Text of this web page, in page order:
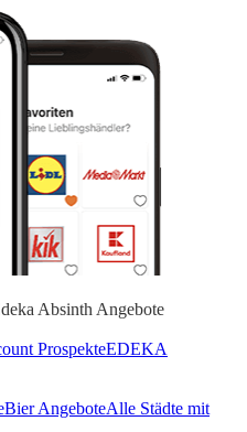
Absinth Angebote
ProspekteEDEKA
Bier AngeboteAlle Städte mit